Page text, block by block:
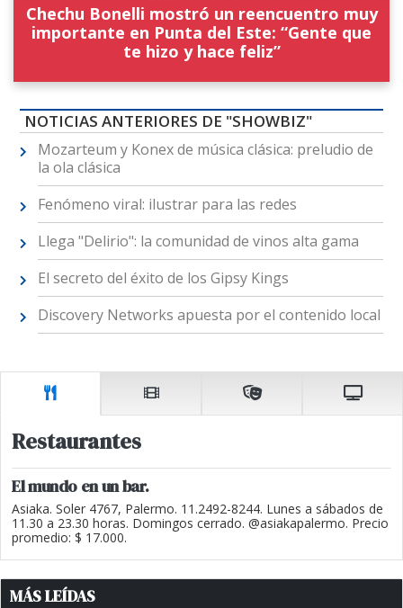
Chechu Bonelli mostró un reencuentro muy
importante en Punta del Este: “Gente que
te hizo y hace feliz”
NOTICIAS ANTERIORES DE "SHOWBIZ"
Mozarteum y Konex de música clásica: preludio de
la ola clásica
Fenómeno viral: ilustrar para las redes
Llega "Delirio": la comunidad de vinos alta gama
El secreto del éxito de los Gipsy Kings
Discovery Networks apuesta por el contenido local
Restaurantes
El mundo en un bar.
Asiaka. Soler 4767, Palermo. 11.2492-8244. Lunes a sábados de
11.30 a 23.30 horas. Domingos cerrado. @asiakapalermo. Precio
promedio: $ 17.000.
MÁS LEÍDAS